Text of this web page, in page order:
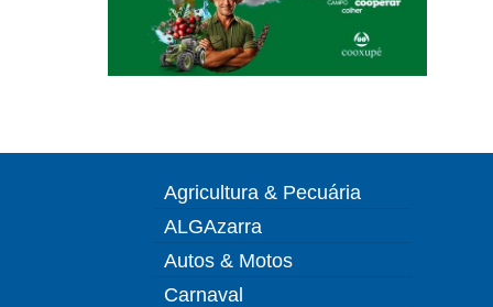
Agricultura & Pecuária
ALGAzarra
Autos & Motos
Carnaval